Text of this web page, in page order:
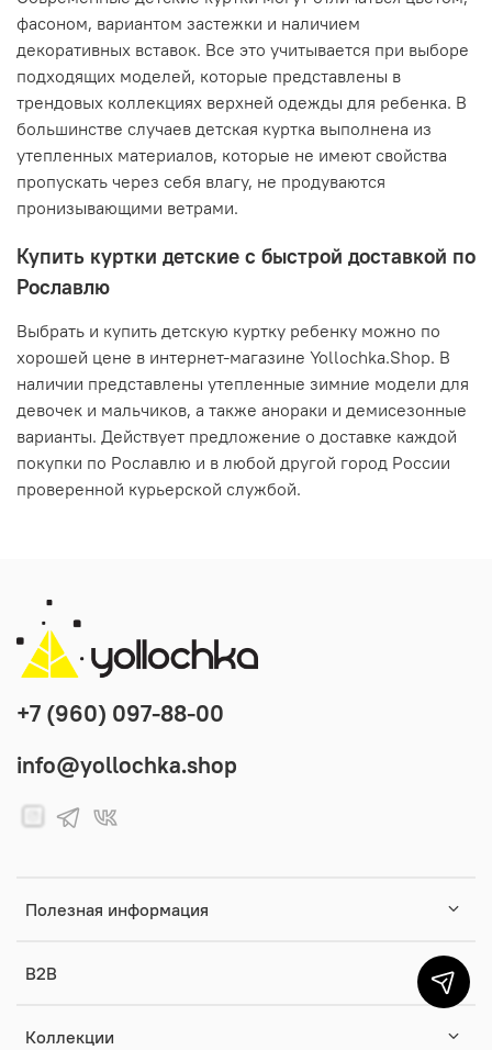
фасоном, вариантом застежки и наличием
декоративных вставок. Все это учитывается при выборе
подходящих моделей, которые представлены в
трендовых коллекциях верхней одежды для ребенка. В
большинстве случаев детская куртка выполнена из
утепленных материалов, которые не имеют свойства
пропускать через себя влагу, не продуваются
пронизывающими ветрами.
Купить куртки детские с быстрой доставкой по
Рославлю
Выбрать и купить детскую куртку ребенку можно по
хорошей цене в интернет-магазине Yollochka.Shop. В
наличии представлены утепленные зимние модели для
девочек и мальчиков, а также анораки и демисезонные
варианты. Действует предложение о доставке каждой
покупки по Рославлю и в любой другой город России
проверенной курьерской службой.
Полезная информация
B2B
Коллекции
+7 (960) 097-88-00
info@yollochka.shop